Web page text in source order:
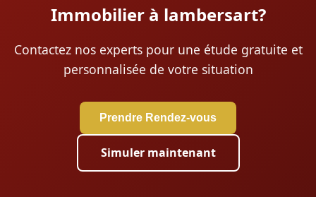
Immobilier à lambersart?
Contactez nos experts pour une étude gratuite et
personnalisée de votre situation
Prendre Rendez-vous
Simuler maintenant